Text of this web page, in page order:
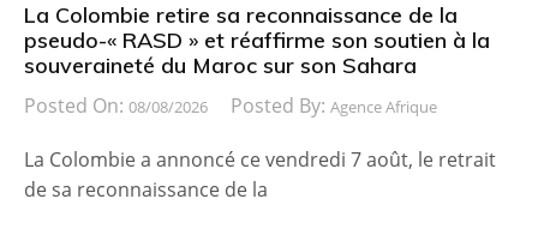
La Colombie retire sa reconnaissance de la
pseudo-« RASD » et réaffirme son soutien à la
souveraineté du Maroc sur son Sahara
Posted On: 08/08/2026 Posted By: Agence Afrique
La Colombie a annoncé ce vendredi 7 août, le retrait
de sa reconnaissance de la